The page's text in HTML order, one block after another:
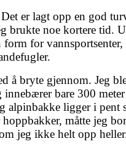
er lagt opp en god
brukte noe kortere tid.
for
å bryte gjennom. Jeg
bare 300
ligger i
måtte jeg
jeg ikke helt opp